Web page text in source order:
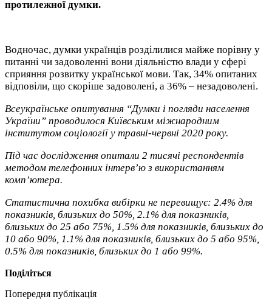
протилежної думки.
Водночас, думки українців розділилися майже порівну у
питанні чи задоволенні вони діяльністю влади у сфері
сприяння розвитку української мови. Так, 34% опитаних
відповіли, що скоріше задоволені, а 36% – незадоволені.
Всеукраїнське опитування “Думки і погляди населення
України” проводилося Київським міжнародним
інститутом соціології у травні-червні 2020 року.
Під час дослідження опитали 2 тисячі респондентів
методом телефонних інтерв’ю з використанням
комп’ютера.
Статистична похибка вибірки не перевищує: 2.4% для
показників, близьких до 50%, 2.1% для показників,
близьких до 25 або 75%, 1.5% для показників, близьких до
10 або 90%, 1.1% для показників, близьких до 5 або 95%,
0.5% для показників, близьких до 1 або 99%.
Поділіться
Попередня публікація